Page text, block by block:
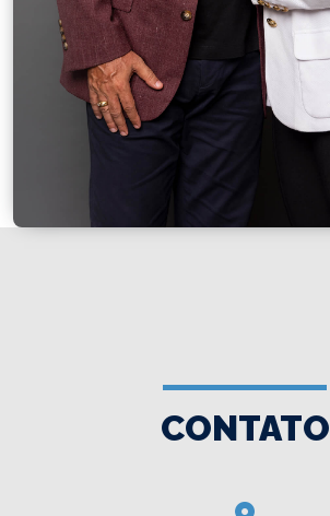
CONTATO